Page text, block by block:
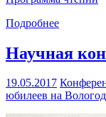
Подробнее
Научная
19.05.2017
юбилеев на